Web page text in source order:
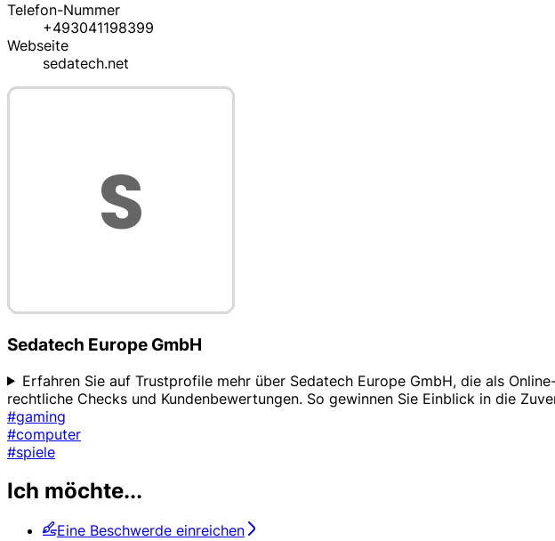
Telefon-Nummer
+493041198399
Webseite
sedatech.net
Sedatech Europe GmbH
Erfahren Sie auf Trustprofile mehr über Sedatech Europe GmbH, die als
rechtliche Checks und Kundenbewertungen. So gewinnen Sie Einblick in die
#gaming
#computer
#spiele
Ich möchte...
Eine Beschwerde einreichen